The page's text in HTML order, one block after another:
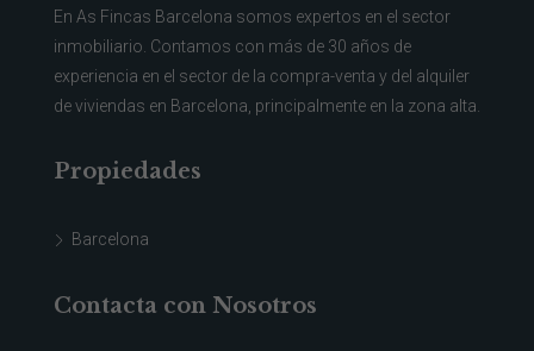
En As Fincas Barcelona somos expertos en el sector
inmobiliario. Contamos con más de 30 años de
experiencia en el sector de la compra-venta y del alquiler
de viviendas en Barcelona, principalmente en la zona alta.
Propiedades
Barcelona
Contacta con Nosotros